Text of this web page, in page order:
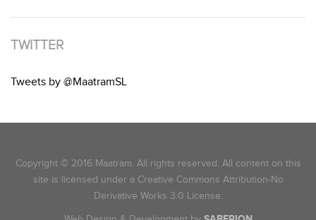
TWITTER
Tweets by @MaatramSL
Copyright © 2016 Maatram. All rights reserved. All content on this
site is licensed under a Creative Commons Attribution-No
Derivative Works 3.0 License.